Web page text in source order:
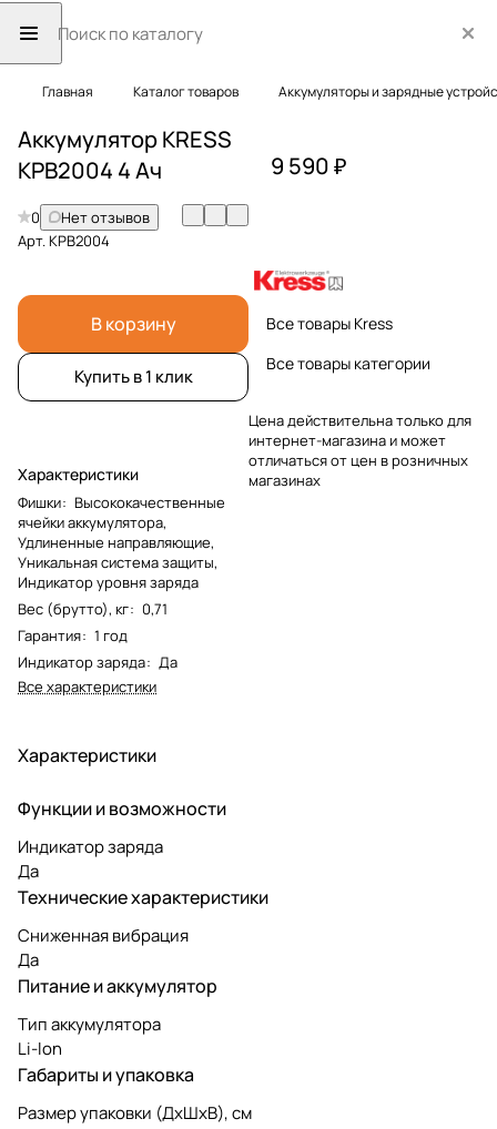
Главная Каталог товаров Аккумуляторы и зарядные
Аккумулятор KRESS
KPB2004 4 Ач
0
Нет отзывов
Арт.KPB2004
В корзину
Купить в 1 клик
Характеристики
Фишки: Высококачественные
ячейки аккумулятора,
Удлиненные направляющие,
Уникальная система защиты,
Индикатор уровня заряда
Вес (брутто), кг: 0,71
Гарантия: 1 год
Индикатор заряда: Да
Все характеристики
9 590 ₽
Все товары Kress
Все товары категории
Цена действительна только для
интернет-магазина и может
отличаться от цен в розничных
магазинах
Характеристики
Функции и возможности
Индикатор заряда
Да
Технические характеристики
Сниженная вибрация
Да
Питание и аккумулятор
Тип аккумулятора
Li-lon
Габариты и упаковка
Размер упаковки (ДxШxВ), см